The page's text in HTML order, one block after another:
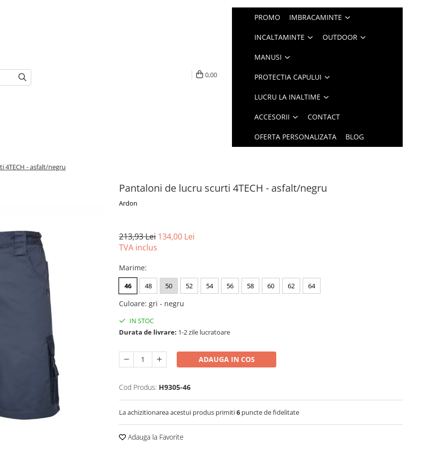
0,00
PROMO IMBRACAMINTE
INCALTAMINTE OUTDOOR
MANUSI
PROTECTIA CAPULUI
LUCRU LA INALTIME
ACCESORII CONTACT
OFERTA PERSONALIZATA BLOG
4TECH - asfalt/negru
Pantaloni de lucru scurti 4TECH - asfalt/negru
Ardon
213,93 Lei 134,00 Lei
TVA inclus
Marime:
46 48 50 52 54 56 58 60 62 64
Culoare: gri - negru
IN STOC
Durata de livrare: 1-2 zile lucratoare
ADAUGA IN COS
Cod Produs: H9305-46
La achizitionarea acestui produs primiti6 puncte de fidelitate
Adauga la Favorite